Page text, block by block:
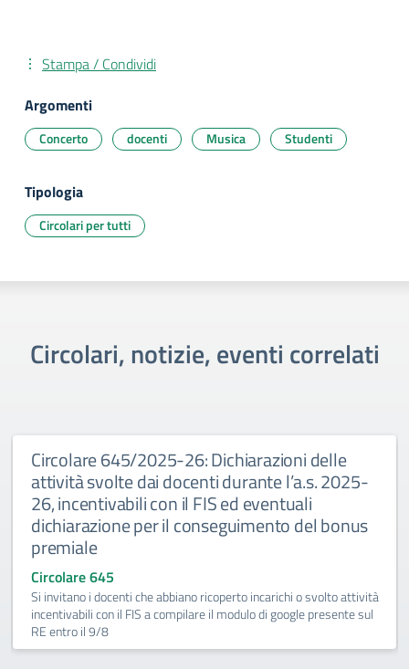
Stampa / Condividi
Argomenti
Concerto docenti Musica Studenti
Tipologia
Circolari per tutti
Circolari, notizie, eventi correlati
Circolare 645/2025-26: Dichiarazioni delle
attività svolte dai docenti durante l’a.s. 2025-
26, incentivabili con il FIS ed eventuali
dichiarazione per il conseguimento del bonus
premiale
Circolare 645
Si invitano i docenti che abbiano ricoperto incarichi o svolto attività
incentivabili con il FIS a compilare il modulo di google presente sul
RE entro il 9/8